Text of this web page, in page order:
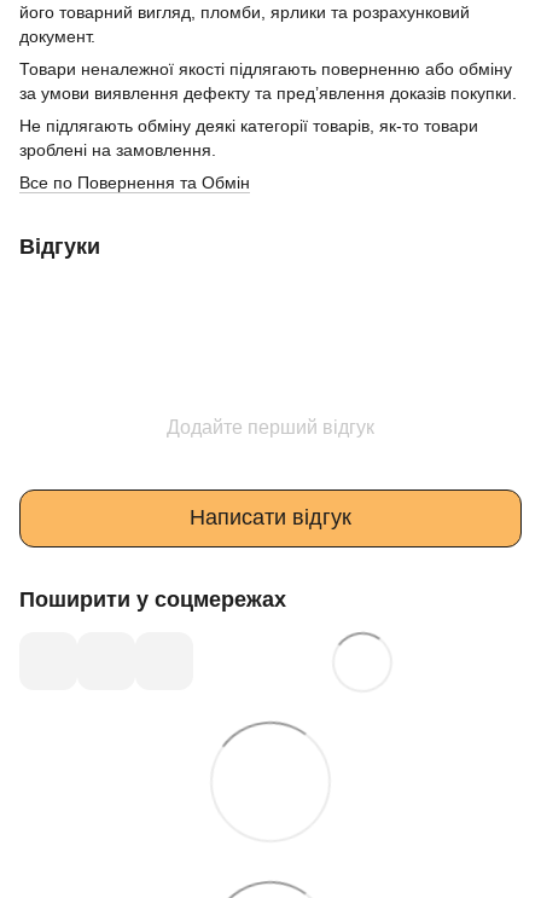
його товарний вигляд, пломби, ярлики та розрахунковий
документ.
Товари неналежної якості підлягають поверненню або обміну
за умови виявлення дефекту та пред’явлення доказів покупки.
Не підлягають обміну деякі категорії товарів, як-то товари
зроблені на замовлення.
Все по Повернення та Обмін
Відгуки
Додайте перший відгук
Написати відгук
Поширити у соцмережах